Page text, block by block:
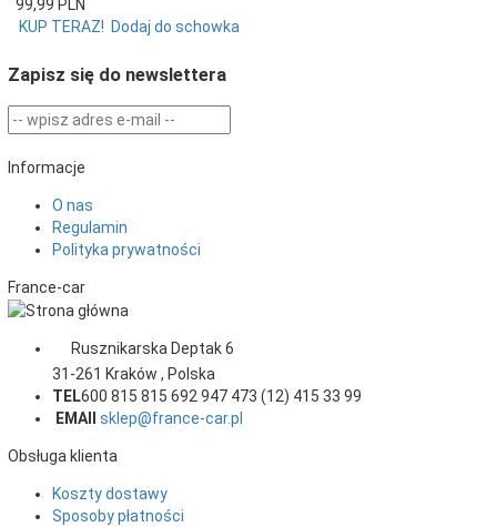
99,99 PLN
KUP TERAZ! Dodaj do schowka
Zapisz się do newslettera
Informacje
O nas
Regulamin
Polityka prywatności
France-car
Rusznikarska Deptak 6
31-261 Kraków , Polska
TEL600 815 815 692 947 473 (12) 415 33 99
EMAIl sklep@france-car.pl
Obsługa klienta
Koszty dostawy
Sposoby płatności